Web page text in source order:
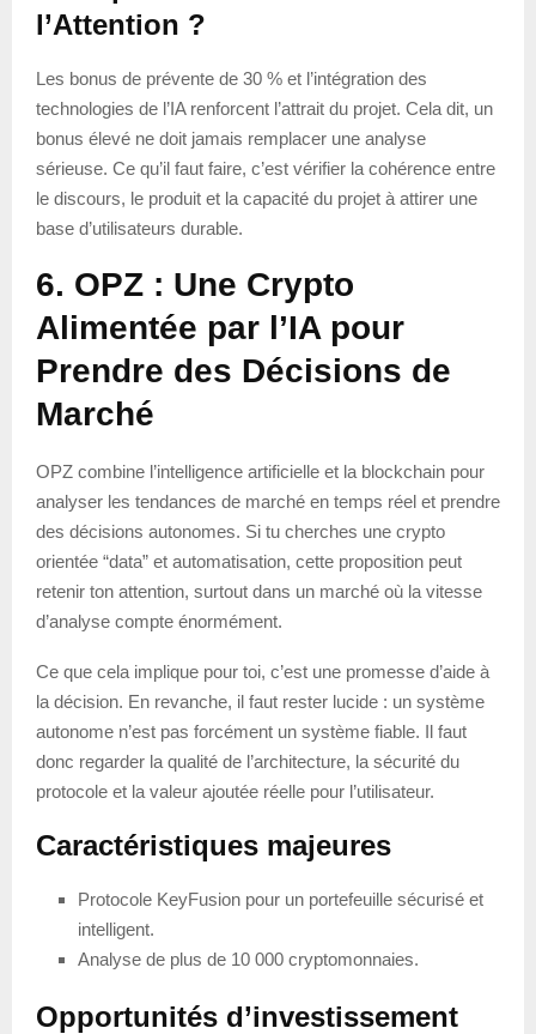
l’Attention ?
Les bonus de prévente de 30 % et l’intégration des
technologies de l’IA renforcent l’attrait du projet. Cela dit, un
bonus élevé ne doit jamais remplacer une analyse
sérieuse. Ce qu’il faut faire, c’est vérifier la cohérence entre
le discours, le produit et la capacité du projet à attirer une
base d’utilisateurs durable.
6. OPZ : Une Crypto
Alimentée par l’IA pour
Prendre des Décisions de
Marché
OPZ combine l’intelligence artificielle et la blockchain pour
analyser les tendances de marché en temps réel et prendre
des décisions autonomes. Si tu cherches une crypto
orientée “data” et automatisation, cette proposition peut
retenir ton attention, surtout dans un marché où la vitesse
d’analyse compte énormément.
Ce que cela implique pour toi, c’est une promesse d’aide à
la décision. En revanche, il faut rester lucide : un système
autonome n’est pas forcément un système fiable. Il faut
donc regarder la qualité de l’architecture, la sécurité du
protocole et la valeur ajoutée réelle pour l’utilisateur.
Caractéristiques majeures
Protocole KeyFusion pour un portefeuille sécurisé et
intelligent.
Analyse de plus de 10 000 cryptomonnaies.
Opportunités d’investissement